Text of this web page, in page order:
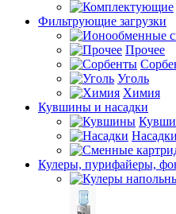
Фильтрующие загрузки
Прочее
Уголь
Химия
Кувшины и насадки
Насадки
Кулеры, пурифайеры,